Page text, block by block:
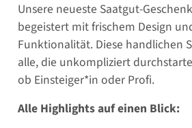
Unsere neueste Saatgut-
begeistert mit frischem Design
Funktionalität. Diese handlichen
alle, die unkompliziert
ob Einsteiger*in oder Profi.
Alle Highlights auf einen Blick: